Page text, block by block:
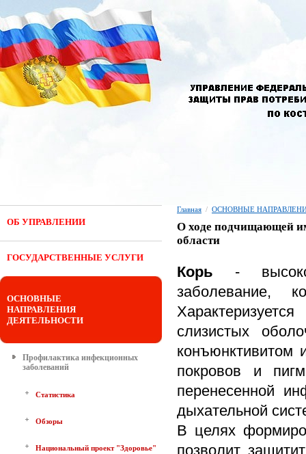
ОБ УПРАВЛЕНИИ
ГОСУДАРСТВЕННЫЕ УСЛУГИ
ОСНОВНЫЕ
НАПРАВЛЕНИЯ
ДЕЯТЕЛЬНОСТИ
Профилактика инфекционных
заболеваний
Статистика
Обзоры
Национальный проект "Здоровье"
Главная / ОСНОВНЫЕ
О ходе подчищающей
области
Корь -
заболевание,
слизистых
конъюнктивитом
покровов и
перенесенной
дыхательной
В целях
позволит